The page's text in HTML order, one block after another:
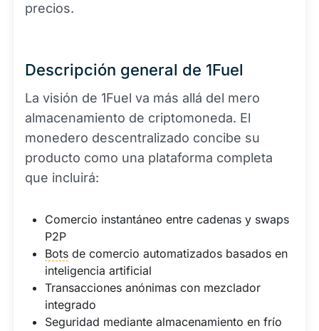
precios.
Descripción general de 1Fuel
La visión de 1Fuel va más allá del mero
almacenamiento de criptomoneda. El
monedero descentralizado concibe su
producto como una plataforma completa
que incluirá:
Comercio instantáneo entre cadenas y swaps
P2P
Bots de comercio automatizados basados en
inteligencia artificial
Transacciones anónimas con mezclador
integrado
Seguridad mediante almacenamiento en frío